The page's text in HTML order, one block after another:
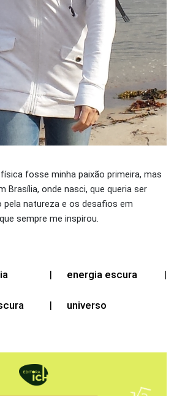
fosse minha paixão primeira, mas
Brasília, onde nasci, que queria ser
pela natureza e os desafios em
sempre me inspirou.
| energia escura
|
| universo